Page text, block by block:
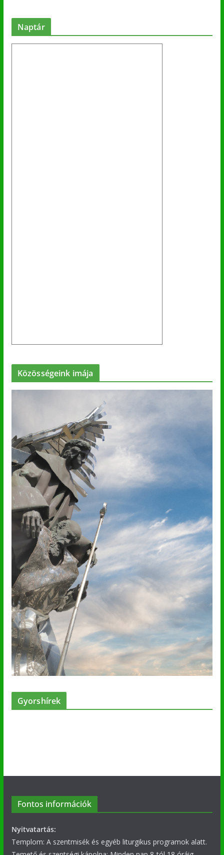
Naptár
Közösségeink imája
Gyorshírek
Fontos információk
Nyitvatartás:
Templom: A szentmisék és egyéb liturgikus programok alatt.